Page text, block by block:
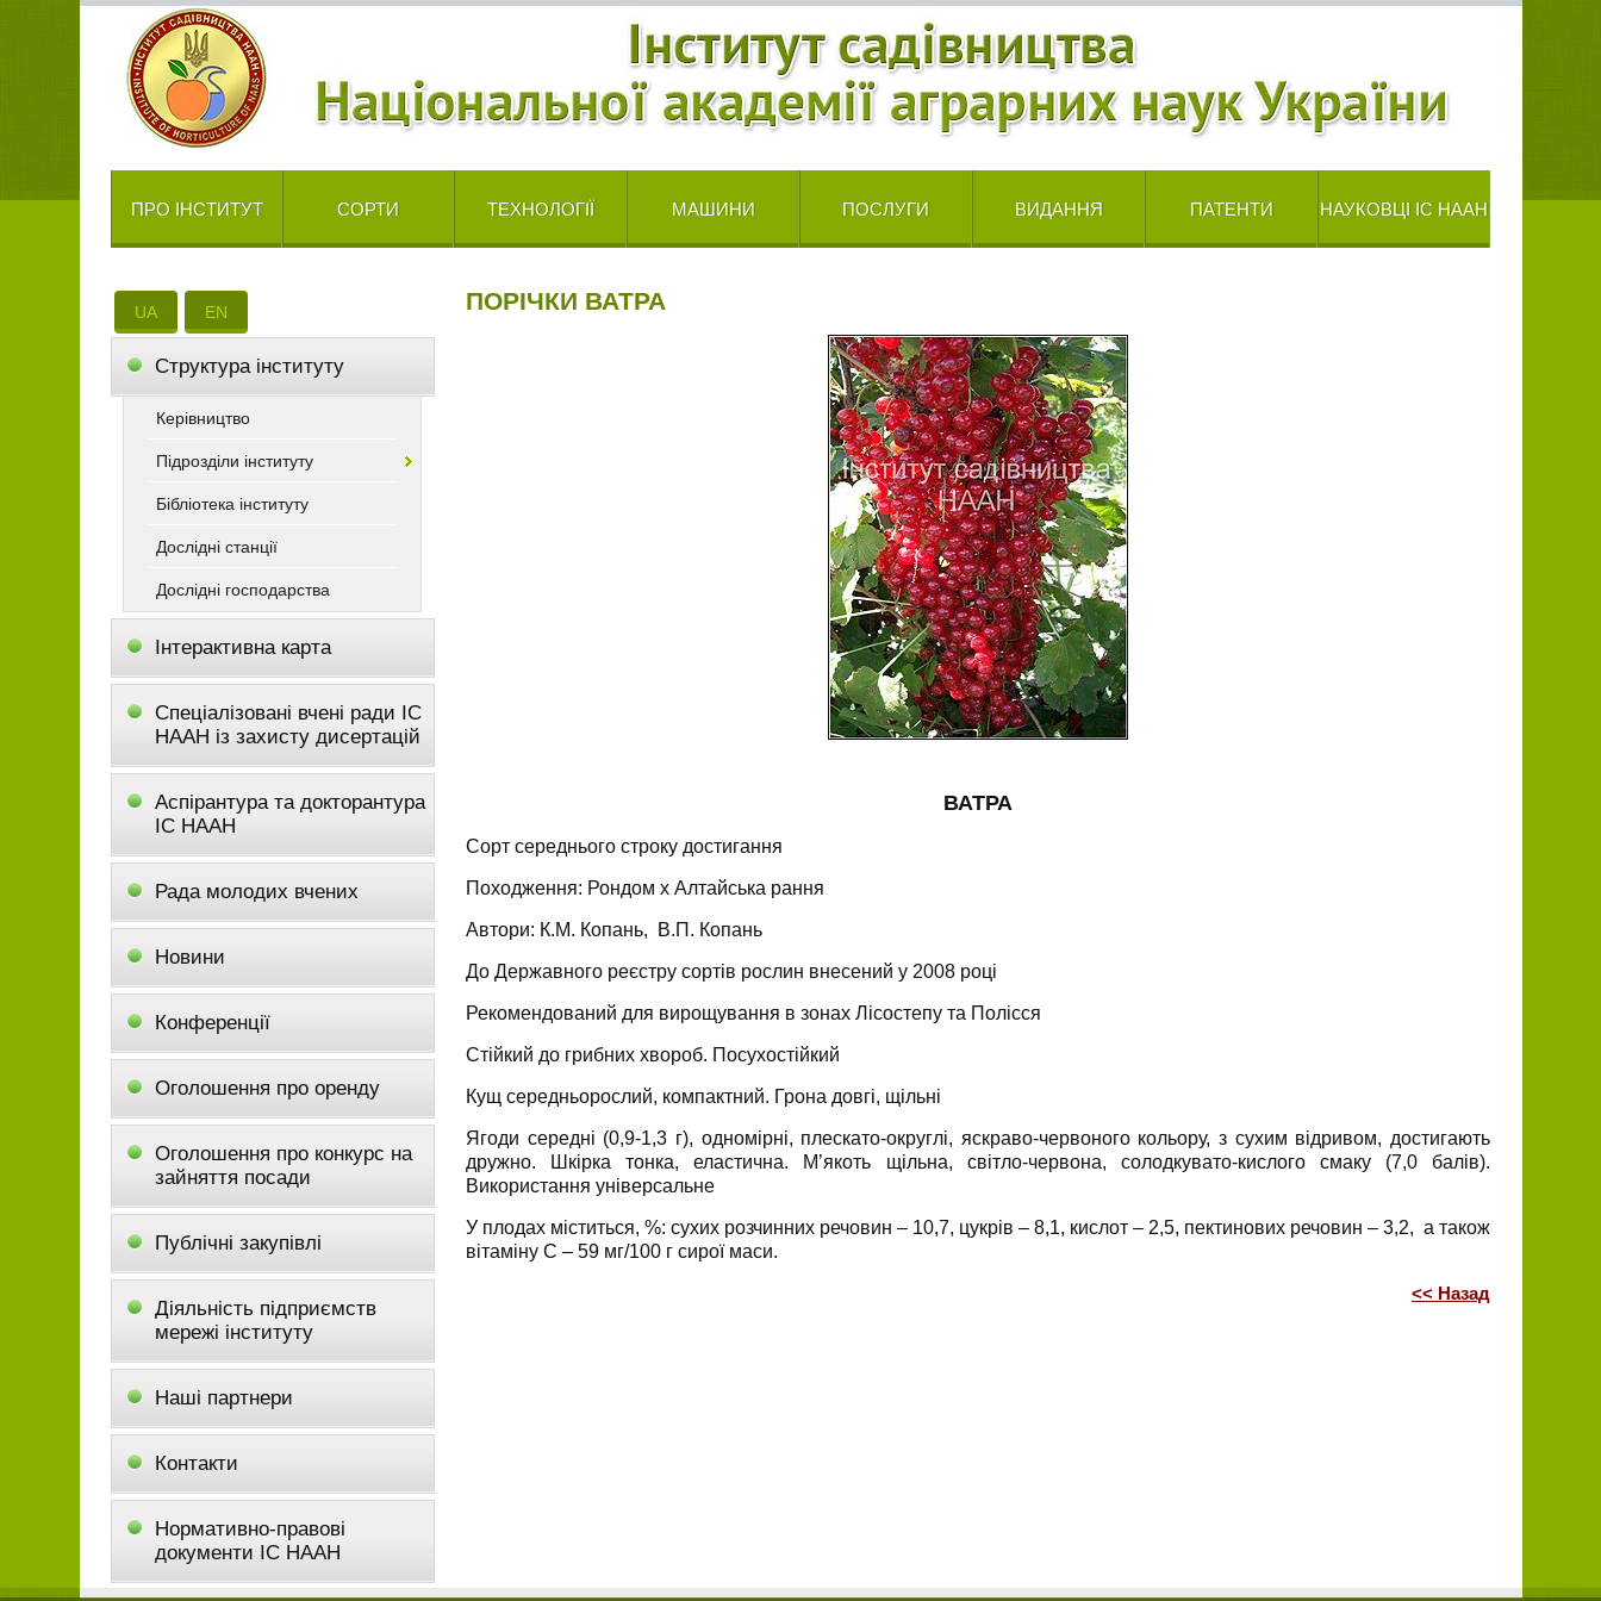
ПРО ІНСТИТУТ СОРТИ ТЕХНОЛОГІЇ МАШИНИ ПОСЛУГИ ВИДАННЯ ПАТЕНТИ НАУКОВЦІ ІС НААН
UA EN
Cтруктура інституту
Керівництво
Підрозділи інституту
Бібліотека інституту
Дослідні станції
Дослідні господарства
Інтерактивна карта
Спеціалізовані вчені ради ІС
НААН із захисту дисертацій
Аспірантура та докторантура
ІС НААН
Рада молодих вчених
Новини
Конференції
Оголошення про оренду
Оголошення про конкурс на
зайняття посади
Публічні закупівлі
Діяльність підприємств
мережі інституту
Наші партнери
Контакти
Нормативно-правові
документи ІС НААН
ПОРІЧКИ ВАТРА
ВАТРА
Сорт середнього строку достигання
Походження: Рондом х Алтайська рання
Автори: К.М. Копань, В.П. Копань
До Державного реєстру сортів рослин внесений у 2008 році
Рекомендований для вирощування в зонах Лісостепу та Полісся
Стійкий до грибних хвороб. Посухостійкий
Кущ середньорослий, компактний. Грона довгі, щільні
Ягоди середні (0,9-1,3 г), одномірні, плескато-округлі, яскраво-червоного кольору, з сухим відривом, достигають
дружно. Шкірка тонка, еластична. М’якоть щільна, світло-червона, солодкувато-кислого смаку (7,0 балів).
Використання універсальне
У плодах міститься, %: сухих розчинних речовин – 10,7, цукрів – 8,1, кислот – 2,5, пектинових речовин – 3,2, а також
вітаміну С – 59 мг/100 г сирої маси.
<< Назад